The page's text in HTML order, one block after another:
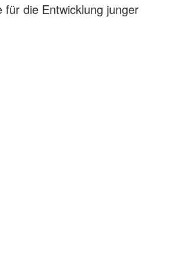
die Entwicklung junger